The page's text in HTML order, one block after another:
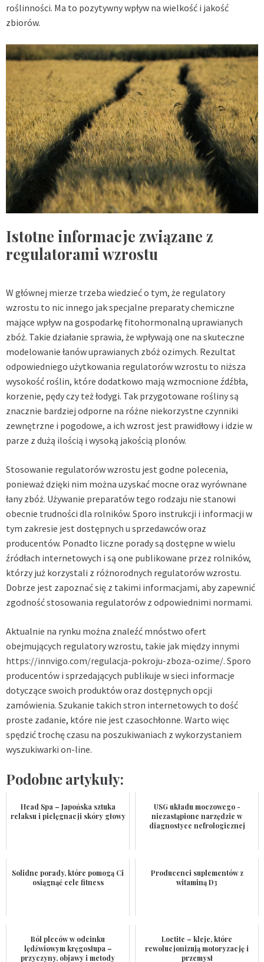
roślinności. Ma to pozytywny wpływ na wielkość i jakość
zbiorów.
Istotne informacje związane z
regulatorami wzrostu
W głównej mierze trzeba wiedzieć o tym, że regulatory
wzrostu to nic innego jak specjalne preparaty chemiczne
mające wpływ na gospodarkę fitohormonalną uprawianych
zbóż. Takie działanie sprawia, że wpływają one na skuteczne
modelowanie łanów uprawianych zbóż ozimych. Rezultat
odpowiedniego użytkowania regulatorów wzrostu to niższa
wysokość roślin, które dodatkowo mają wzmocnione źdźbła,
korzenie, pędy czy też łodygi. Tak przygotowane rośliny są
znacznie bardziej odporne na różne niekorzystne czynniki
zewnętrzne i pogodowe, a ich wzrost jest prawidłowy i idzie w
parze z dużą ilością i wysoką jakością plonów.
Stosowanie regulatorów wzrostu jest godne polecenia,
ponieważ dzięki nim można uzyskać mocne oraz wyrównane
łany zbóż. Używanie preparatów tego rodzaju nie stanowi
obecnie trudności dla rolników. Sporo instrukcji i informacji w
tym zakresie jest dostępnych u sprzedawców oraz
producentów. Ponadto liczne porady są dostępne w wielu
źródłach internetowych i są one publikowane przez rolników,
którzy już korzystali z różnorodnych regulatorów wzrostu.
Dobrze jest zapoznać się z takimi informacjami, aby zapewnić
zgodność stosowania regulatorów z odpowiednimi normami.
Aktualnie na rynku można znaleźć mnóstwo ofert
obejmujących regulatory wzrostu, takie jak między innymi
https://innvigo.com/regulacja-pokroju-zboza-ozime/. Sporo
producentów i sprzedających publikuje w sieci informacje
dotyczące swoich produktów oraz dostępnych opcji
zamówienia. Szukanie takich stron internetowych to dość
proste zadanie, które nie jest czasochłonne. Warto więc
spędzić trochę czasu na poszukiwaniach z wykorzystaniem
wyszukiwarki on-line.
Podobne artykuły:
Head Spa – Japońska sztuka
relaksu i pielęgnacji skóry głowy
USG układu moczowego -
niezastąpione narzędzie w
diagnostyce nefrologicznej
Solidne porady, które pomogą Ci
osiągnąć cele fitness
Producenci suplementów z
witaminą D3
Ból pleców w odcinku
lędźwiowym kręgosłupa –
przyczyny, objawy i metody
Loctite – kleje, które
rewolucjonizują motoryzację i
przemysł